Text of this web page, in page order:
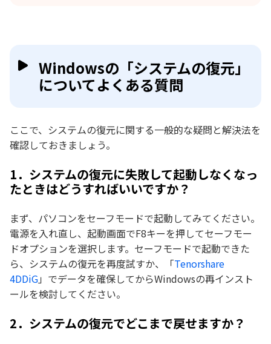
Windowsの「システムの復元」
についてよくある質問
ここで、システムの復元に関する一般的な疑問と解決法を
確認しておきましょう。
1．システムの復元に失敗して起動しなくなっ
たときはどうすればいいですか？
まず、パソコンをセーフモードで起動してみてください。
電源を入れ直し、起動画面でF8キーを押してセーフモー
ドオプションを選択します。セーフモードで起動できた
ら、システムの復元を再度試すか、「Tenorshare
4DDiG」でデータを確保してからWindowsの再インスト
ールを検討してください。
2．システムの復元でどこまで戻せますか？